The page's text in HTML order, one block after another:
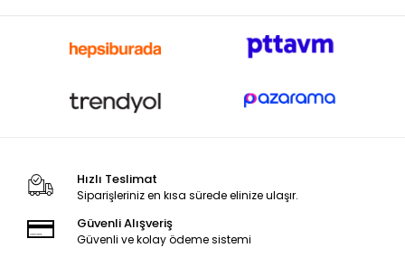
Hızlı Teslimat
Siparişleriniz en kısa sürede elinize ulaşır.
Güvenli Alışveriş
Güvenli ve kolay ödeme sistemi